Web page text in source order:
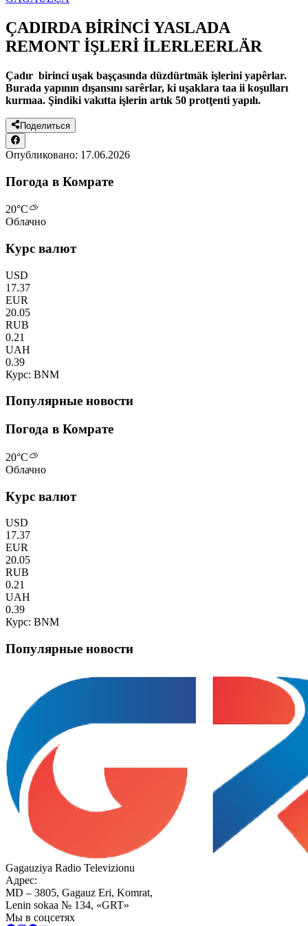
ÇADIRDA BİRİNCİ YASLADA
REMONT İŞLERİ İLERLEERLÄR
Çadır birinci uşak başçasında düzdürtmäk işlerini yapêrlar.
Burada yapının dışansını sarêrlar, ki uşaklara taa ii koşulları
kurmaa. Şindiki vakıtta işlerin artık 50 protţenti yapılı.
Поделиться
Опубликовано: 17.06.2026
Погода в Комрате
20°C
Облачно
Курс валют
USD
17.37
EUR
20.05
RUB
0.21
UAH
0.39
Курс: BNM
Популярные новости
Погода в Комрате
20°C
Облачно
Курс валют
USD
17.37
EUR
20.05
RUB
0.21
UAH
0.39
Курс: BNM
Популярные новости
Gagauziya Radio Televizionu
Адрес:
MD – 3805, Gagauz Eri, Komrat,
Lenin sokaa № 134, «GRT»
Мы в соцсетях